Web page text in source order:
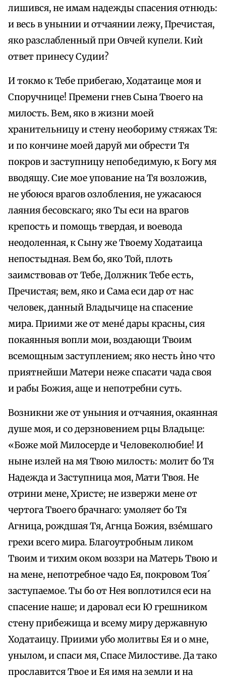
лишився, не имам надежды спасения отнюдь:
и весь в унынии и отчаянии лежу, Пречистая,
яко разслабленный при Овчей купели. Киѝ
ответ принесу Судии?
И токмо к Тебе прибегаю, Ходатаице моя и
Споручнице! Премени гнев Сына Твоего на
милость. Вем, яко в жизни моей
хранительницу и стену необориму стяжах Тя:
и по кончине моей даруй ми обрести Тя
покров и заступницу непобедимую, к Богу мя
вводящу. Сие мое упование на Тя возложив,
не убоюся врагов озлобления, не ужасаюся
лаяния бесовскаго; яко Ты еси на врагов
крепость и помощь твердая, и воевода
неодоленная, к Сыну же Твоему Ходатаица
непостыдная. Вем бо, яко Той, плоть
заимствовав от Тебе, Должник Тебе есть,
Пречистая; вем, яко и Сама еси дар от нас
человек, данный Владычице на спасение
мира. Приими же от мене́ дары красны, сия
покаянныя вопли мои, воздающи Твоим
всемощным заступлением; яко несть ѝно что
приятнейши Матери неже спасати чада своя
и рабы Божия, аще и непотребни суть.
Возникни же от уныния и отчаяния, окаянная
душе моя, и со дерзновением рцы Владыце:
«Боже мой Милосерде и Человеколюбие! И
ныне излей на мя Твою милость: молит бо Тя
Надежда и Заступница моя, Мати Твоя. Не
отрини мене, Христе; не извержи мене от
чертога Твоего брачнаго: умоляет бо Тя
Агница, рождшая Тя, Агнца Божия, взе́мшаго
грехи всего мира. Благоутробным ликом
Твоим и тихим оком воззри на Матерь Твою и
на мене, непотребное чадо Ея, покровом Тоя́
заступаемое. Ты бо от Нея воплотился еси на
спасение наше; и даровал еси Ю грешником
стену прибежища и всему миру державную
Ходатаицу. Приими убо молитвы Ея и о мне,
унылом, и спаси мя, Спасе Милостиве. Да тако
прославится Твое и Ея имя на земли и на